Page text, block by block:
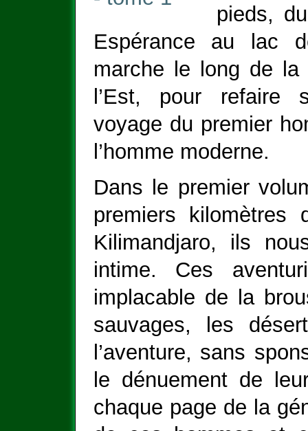
pieds,
Espérance au lac
marche le long de
l’Est, pour refaire
voyage du premier
l’homme moderne.
Dans le premier
premiers
Kilimandjaro, ils
intime. Ces
implacable de la
sauvages, les
l’aventure, sans
le dénuement de
chaque page de la